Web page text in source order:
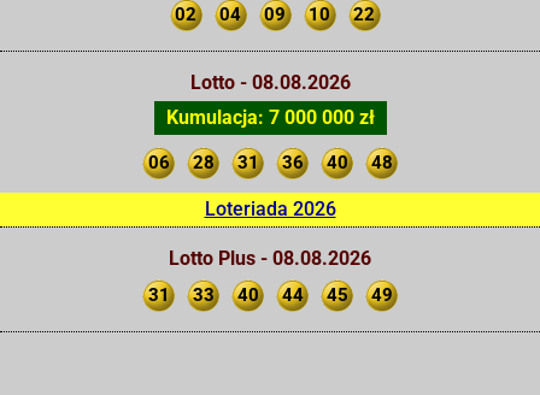
02 04 09 10 22
Lotto - 08.08.2026
Kumulacja: 7 000 000 zł
06 28 31 36 40 48
Loteriada 2026
Lotto Plus - 08.08.2026
31 33 40 44 45 49